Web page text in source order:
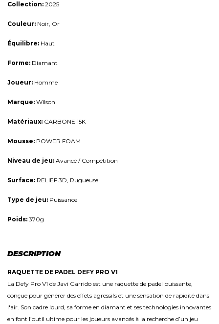
Collection: 2025
Couleur: Noir, Or
Équilibre: Haut
Forme: Diamant
Joueur: Homme
Marque: Wilson
Matériaux: CARBONE 15K
Mousse: POWER FOAM
Niveau de jeu: Avancé / Compétition
Surface: RELIEF 3D, Rugueuse
Type de jeu: Puissance
Poids: 370g
DESCRIPTION
RAQUETTE DE PADEL DEFY PRO V1
La Defy Pro V1 de Javi Garrido est une raquette de padel puissante,
conçue pour générer des effets agressifs et une sensation de rapidité dans
l'air. Son cadre lourd, sa forme en diamant et ses technologies innovantes
en font l’outil ultime pour les joueurs avancés à la recherche d’un jeu